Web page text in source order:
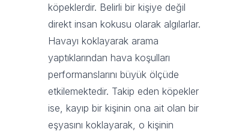
köpeklerdir. Belirli bir kişiye değil
direkt insan kokusu olarak algılarlar.
Havayı koklayarak arama
yaptıklarından hava koşulları
performanslarını büyük ölçüde
etkilemektedir. Takip eden köpekler
ise, kayıp bir kişinin ona ait olan bir
eşyasını koklayarak, o kişinin